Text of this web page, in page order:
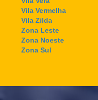
Vila Vermelha
Vila Zilda
Zona Leste
Zona Noeste
Zona Sul